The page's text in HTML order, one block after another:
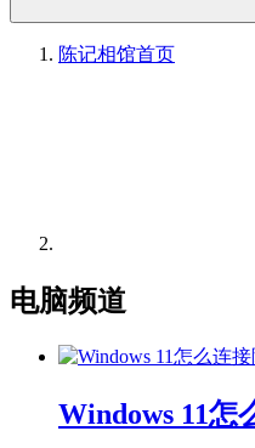
陈记相馆首页
电脑频道
Windows 11怎